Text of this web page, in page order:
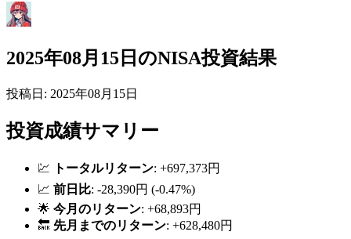
2025年08月15日のNISA投資結果
投稿日: 2025年08月15日
投資成績サマリー
💹 トータルリターン: +697,373円
📈 前日比: -28,390円 (-0.47%)
🌟 今月のリターン: +68,893円
🔙 先月までのリターン: +628,480円